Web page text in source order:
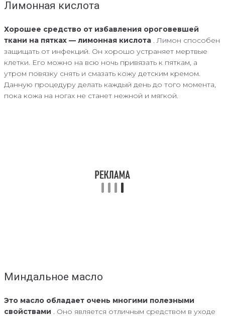
Лимонная кислота
Хорошее средство от избавления ороговевшей
ткани на пятках — лимонная кислота . Лимон способен
защищать от инфекций. Он хорошо устраняет мертвые
клетки. Его можно на всю ночь привязать к пяткам, а
утром повязку снять и смазать кожу детским кремом.
Данную процедуру делать каждый день до того момента,
пока кожа на ногах не станет нежной и мягкой.
Миндальное масло
Это масло обладает очень многими полезными
свойствами . Оно является отличным средством в уходе